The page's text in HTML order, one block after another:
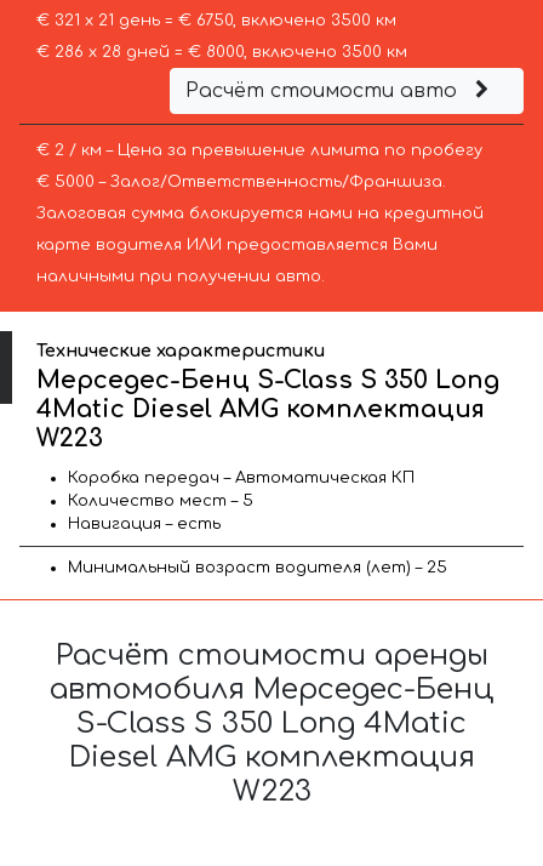
€ 321 х 21 день = € 6750, включено 3500 км
€ 286 х 28 дней = € 8000, включено 3500 км
Расчёт стоимости авто
€ 2 / км – Цена за превышение лимита по пробегу
€ 5000 – Залог/Ответственность/Франшиза.
Залоговая сумма блокируется нами на кредитной
карте водителя ИЛИ предоставляется Вами
наличными при получении авто.
Технические характеристики
Мерседес-Бенц S-Class S 350 Long
4Matic Diesel AMG комплектация
W223
Коробка передач – Автоматическая КП
Количество мест – 5
Навигация – есть
Минимальный возраст водителя (лет) – 25
Расчёт стоимости аренды
автомобиля Мерседес-Бенц
S-Class S 350 Long 4Matic
Diesel AMG комплектация
W223